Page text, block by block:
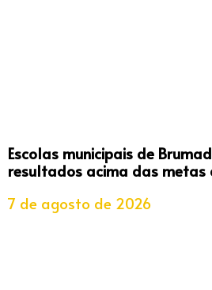
Escolas municipais de
resultados acima das metas
7 de agosto de 2026